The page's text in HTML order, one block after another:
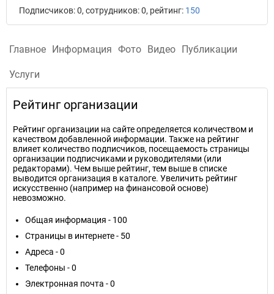
Подписчиков: 0, сотрудников: 0, рейтинг: 150
Главное Информация Фото Видео Публикации
Услуги
Рейтинг организации
Рейтинг организации на сайте определяется количеством и
качеством добавленной информации. Также на рейтинг
влияет количество подписчиков, посещаемость страницы
организации подписчиками и руководителями (или
редакторами). Чем выше рейтинг, тем выше в списке
выводится организация в каталоге. Увеличить рейтинг
искусственно (например на финансовой основе)
невозможно.
Общая информация - 100
Страницы в интернете - 50
Адреса - 0
Телефоны - 0
Электронная почта - 0